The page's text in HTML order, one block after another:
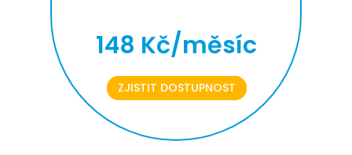
148 Kč/měsíc
ZJISTIT DOSTUPNOST